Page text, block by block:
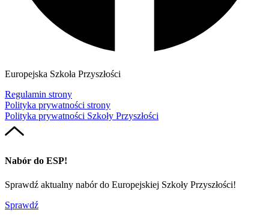
Europejska Szkoła Przyszłości
Regulamin strony
Polityka prywatności strony
Polityka prywatności Szkoły Przyszłości
Nabór do ESP!
Sprawdź aktualny nabór do Europejskiej Szkoły Przyszłości!
Sprawdź